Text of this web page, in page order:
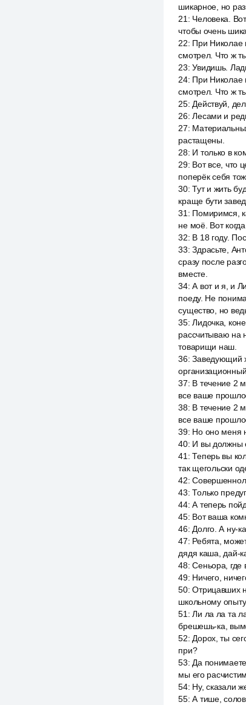
шикарное, но
21 : Человека.
чтобы очень
22: При Николае
смотрел. Что ж
23:Увидишь.
24: При Николае
смотрел. Что ж
25: Действуй,
26:Лесами и
27:
растащены.
28: И только в
29: Вот все, что
поперёк себя
30:Тут и жить
краще бути
31 : Помиримся,
не моё. Вот
32: В 18 году.
33:Здрасьте,
сразу после
вместе.
34:А вот и я, и
поеду. Не
существо, но
35:Лидочка,
рассчитываю на
товарищи наш.
36:Заведующий
37: В течение 2
все ваше
38: В течение 2
все ваше
39: Но оно меня
40: И вы должны
41 :Теперь вы
так щегольски
42:
43:Только
44:А теперь
45: Вот ваша
46: Долго. А ну-
47: Ребята,
дядя каша, дай-
48:Сеньора, где
49: Ничего,
50:Отрицавших
школьному опыту.
51 :Ли ла ла та
брешешь-ка,
52: Дорох, ты
при?
53: Да
мы его
54: Ну, сказали
55:А тише,